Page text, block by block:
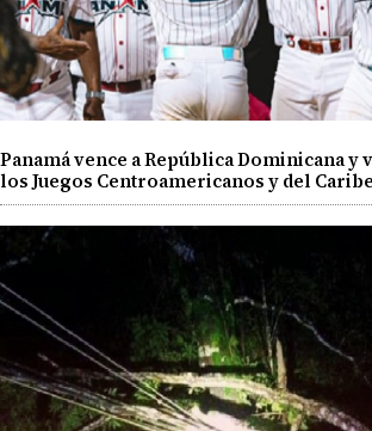
Panamá vence a República Dominicana y
los Juegos Centroamericanos y del Caribe